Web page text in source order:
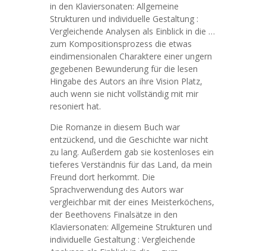
in den Klaviersonaten: Allgemeine
Strukturen und individuelle Gestaltung :
Vergleichende Analysen als Einblick in die …
zum Kompositionsprozess die etwas
eindimensionalen Charaktere einer ungern
gegebenen Bewunderung für die lesen
Hingabe des Autors an ihre Vision Platz,
auch wenn sie nicht vollständig mit mir
resoniert hat.
Die Romanze in diesem Buch war
entzückend, und die Geschichte war nicht
zu lang. Außerdem gab sie kostenloses ein
tieferes Verständnis für das Land, da mein
Freund dort herkommt. Die
Sprachverwendung des Autors war
vergleichbar mit der eines Meisterköchens,
der Beethovens Finalsätze in den
Klaviersonaten: Allgemeine Strukturen und
individuelle Gestaltung : Vergleichende